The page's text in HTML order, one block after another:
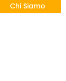
Chi Siamo